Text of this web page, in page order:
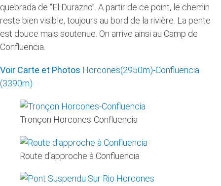
quebrada de “El Durazno”. A partir de ce point, le chemin
reste bien visible, toujours au bord de la rivière. La pente
est douce mais soutenue. On arrive ainsi au Camp de
Confluencia.
Voir Carte et Photos Horcones(2950m)-Confluencia
(3390m)
Tronçon Horcones-Confluencia
Route d'approche à Confluencia